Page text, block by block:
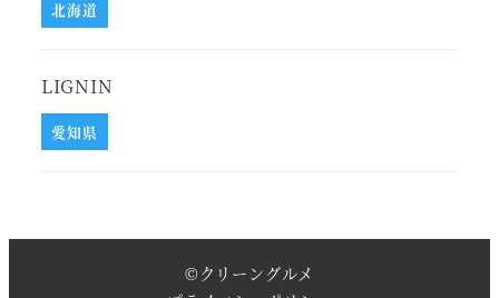
北海道
LIGNIN
愛知県
©クリーングルメ